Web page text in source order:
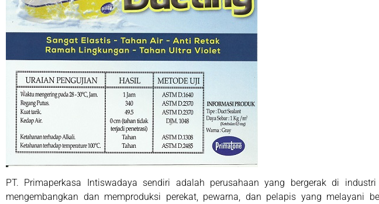
PT. Primaperkasa Intiswadaya sendiri adalah perusahaan yang bergerak di
mengembangkan dan memproduksi perekat, pewarna, dan pelapis yang melayani